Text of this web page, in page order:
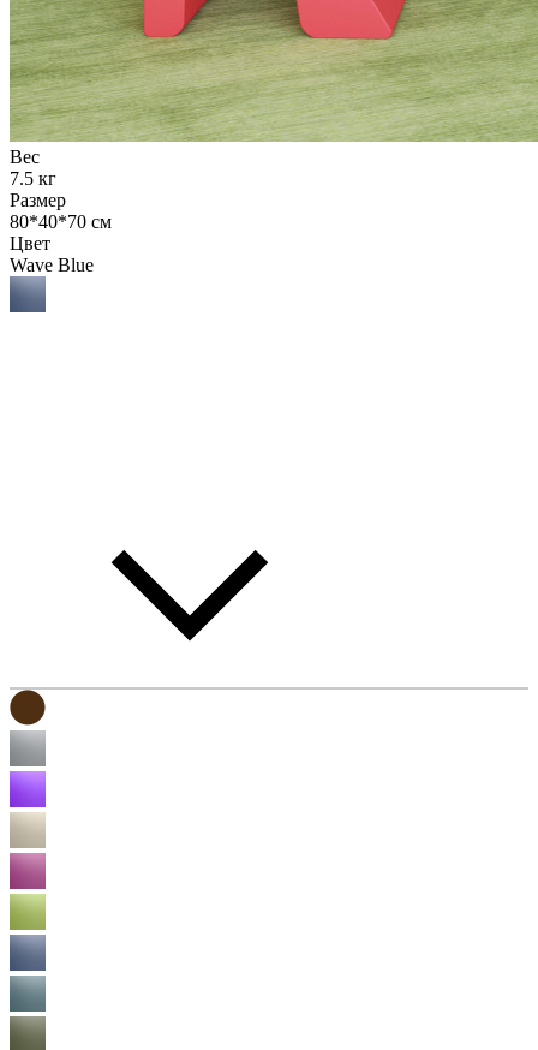
Вес
7.5 кг
Размер
80*40*70 см
Цвет
Wave Blue